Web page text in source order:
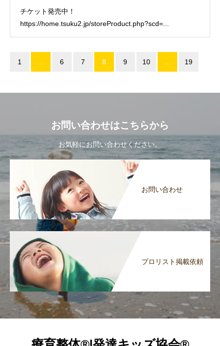
チケット発売中！
https://home.tsuku2.jp/storeProduct.php?scd=...
1 6 7 8 9 10 19
お問い合わせはこちらから
お気軽にお問い合わせください。
お問い合わせ
プロリスト掲載依頼